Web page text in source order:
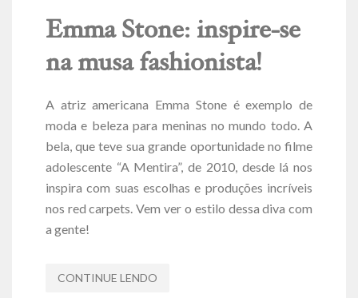
Emma Stone: inspire-se
na musa fashionista!
A atriz americana Emma Stone é exemplo de
moda e beleza para meninas no mundo todo. A
bela, que teve sua grande oportunidade no filme
adolescente “A Mentira”, de 2010, desde lá nos
inspira com suas escolhas e produções incríveis
nos red carpets. Vem ver o estilo dessa diva com
a gente!
CONTINUE LENDO